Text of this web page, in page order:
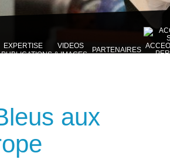
EXPERTISE
VIDEOS
& IMAGES
PARTENAIRES
aux